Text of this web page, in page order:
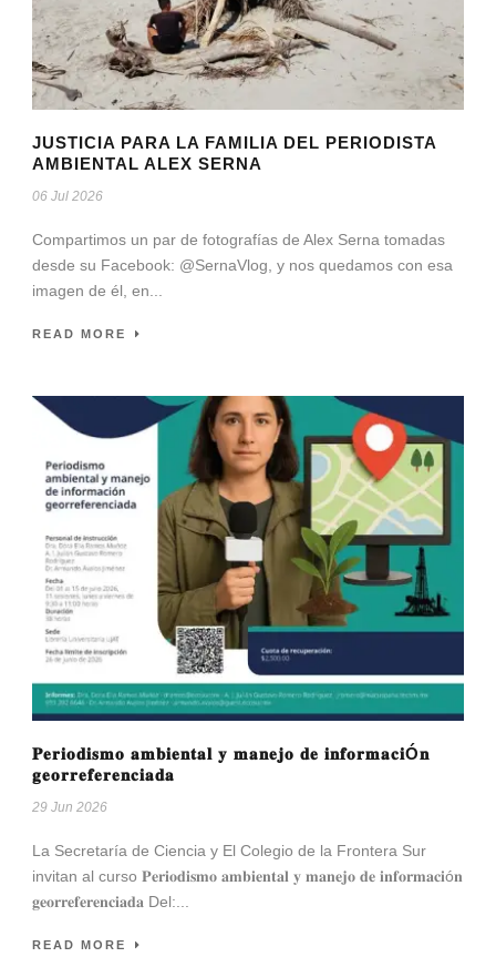
JUSTICIA PARA LA FAMILIA DEL PERIODISTA
AMBIENTAL ALEX SERNA
06 Jul 2026
Compartimos un par de fotografías de Alex Serna tomadas
desde su Facebook: @SernaVlog, y nos quedamos con esa
imagen de él, en...
READ MORE
𝐏𝐞𝐫𝐢𝐨𝐝𝐢𝐬𝐦𝐨 𝐚𝐦𝐛𝐢𝐞𝐧𝐭𝐚𝐥 𝐲 𝐦𝐚𝐧𝐞𝐣𝐨 𝐝𝐞 𝐢𝐧𝐟𝐨𝐫𝐦𝐚𝐜𝐢Ó𝐧
𝐠𝐞𝐨𝐫𝐫𝐞𝐟𝐞𝐫𝐞𝐧𝐜𝐢𝐚𝐝𝐚
29 Jun 2026
La Secretaría de Ciencia y El Colegio de la Frontera Sur
invitan al curso 𝐏𝐞𝐫𝐢𝐨𝐝𝐢𝐬𝐦𝐨 𝐚𝐦𝐛𝐢𝐞𝐧𝐭𝐚𝐥 𝐲 𝐦𝐚𝐧𝐞𝐣𝐨 𝐝𝐞 𝐢𝐧𝐟𝐨𝐫𝐦𝐚𝐜𝐢ó𝐧
𝐠𝐞𝐨𝐫𝐫𝐞𝐟𝐞𝐫𝐞𝐧𝐜𝐢𝐚𝐝𝐚 Del:...
READ MORE